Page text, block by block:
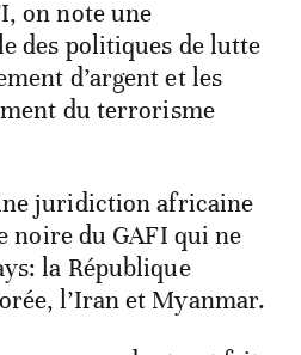
on note une
des politiques de lutte
d’argent et les
du terrorisme
juridiction africaine
noire du GAFI qui ne
la République
l’Iran et Myanmar.